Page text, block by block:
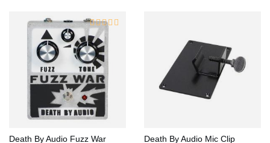
Death By Audio Fuzz War
Death By Audio Mic Clip